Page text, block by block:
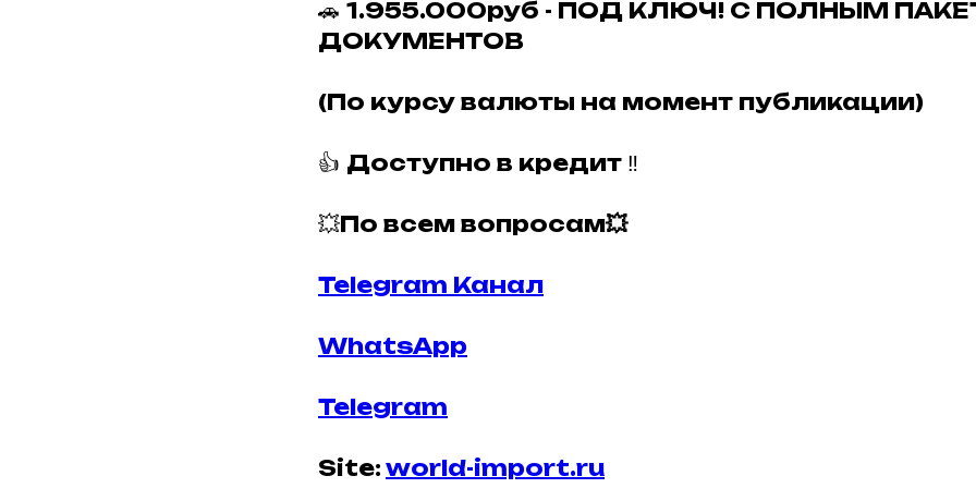
🚗 1.955.000руб - ПОД КЛЮЧ! С ПОЛНЫМ
ДОКУМЕНТОВ
(По курсу валюты на момент публикации)
👍 Доступно в кредит ‼️
💥По всем вопросам💥
Telegram Канал
WhatsApp
Telegram
Site: world-import.ru